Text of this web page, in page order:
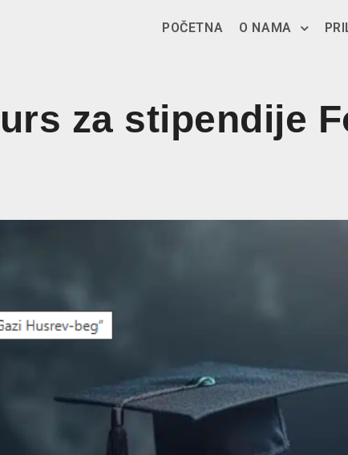
POČETNA O NAMA
za stipendije